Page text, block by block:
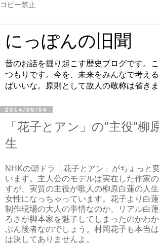
コピー禁止
にっぽんの旧聞
昔のお話を掘り起こす歴史ブログです。
つもりです。今を、未来をみんなで考え
ばいいな。原則として故人の敬称は省きま
2014/06/04
「花子とアン」の"主役"柳
生
NHKの朝ドラ「花子とアン」がちょっと
います。主人公のモデルは実在した作家
すが、実質の主役が歌人の柳原白蓮の人
女性になっちゃっています。花子より白蓮
制作現場の大人の事情なのか、リアル白
ろさが脚本家を魅了してしまったのかわ
ぶん後者なのでしょう。村岡花子も本当
は決してありませんよ。